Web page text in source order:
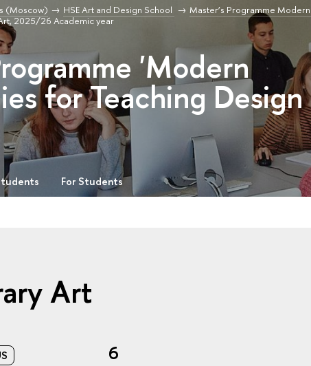
(Moscow) HSE Art and Design School
Master’s Programme
2025/26 Academic year
'Modern
for Teaching
For Students
Art
6